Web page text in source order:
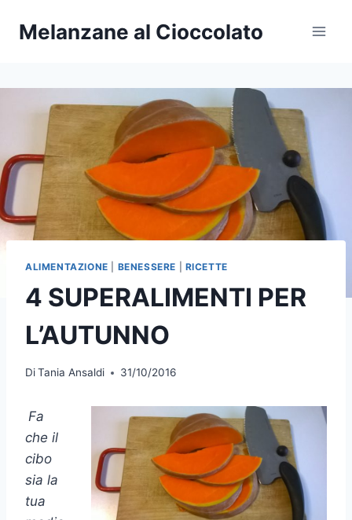
Melanzane al Cioccolato
ALIMENTAZIONE BENESSERE RICETTE
4 SUPERALIMENTI PER
L’AUTUNNO
DiTania Ansaldi 31/10/2016
Fa
che il
cibo
sia la
tua